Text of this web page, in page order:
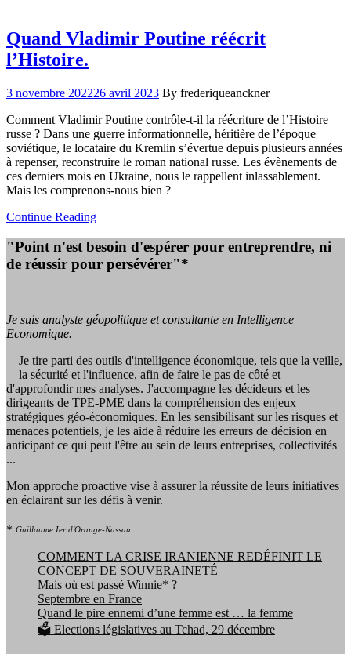
Quand Vladimir Poutine réécrit
l’Histoire.
3 novembre 202226 avril 2023 By frederiqueanckner
Comment Vladimir Poutine contrôle-t-il la réécriture de l’Histoire
russe ? Dans une guerre informationnelle, héritière de l’époque
soviétique, le locataire du Kremlin s’évertue depuis plusieurs années
à repenser, reconstruire le roman national russe. Les évènements de
ces derniers mois en Ukraine, nous le rappellent inlassablement.
Mais les comprenons-nous bien ?
Continue Reading
"Point n'est besoin d'espérer pour entreprendre, ni
de réussir pour persévérer"*
Je suis analyste géopolitique et consultante en Intelligence
Economique.
Je tire parti des outils d'intelligence économique, tels que la veille,
la sécurité et l'influence, afin de faire le pas de côté et
d'approfondir mes analyses. J'accompagne les décideurs et les
dirigeants de TPE-PME dans la compréhension des enjeux
stratégiques géo-économiques. En les sensibilisant sur les risques et
menaces potentiels, je les aide à réduire les erreurs de décision en
anticipant ce qui peut l'être au sein de leurs entreprises, collectivités
...
Mon approche proactive vise à assurer la réussite de leurs initiatives
en éclairant sur les défis à venir.
* Guillaume Ier d'Orange-Nassau
COMMENT LA CRISE IRANIENNE REDÉFINIT LE
CONCEPT DE SOUVERAINETÉ
Mais où est passé Winnie* ?
Septembre en France
Quand le pire ennemi d’une femme est … la femme
🗳️ Elections législatives au Tchad, 29 décembre